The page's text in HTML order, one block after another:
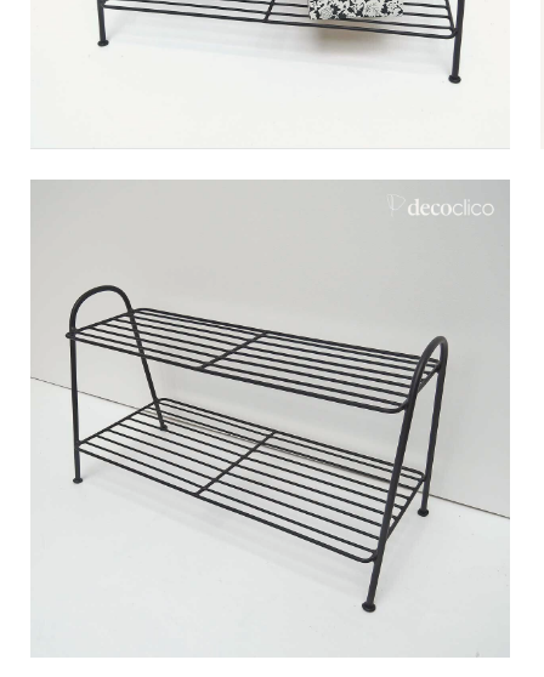
Bord de mer
Esprit Haussmannien
Grand hôtel
Velours
Bois blond
Papier mâché
Zinc et galva